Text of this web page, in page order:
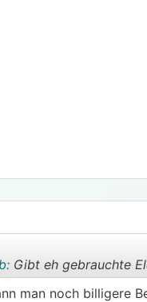
Gibt eh gebrauchte
man noch billigere